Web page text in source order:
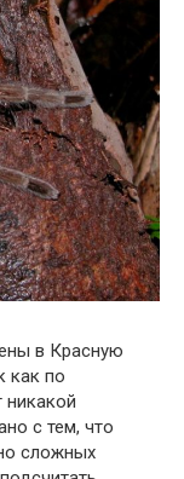
в Красную
как по
никакой
с тем, что
сложных